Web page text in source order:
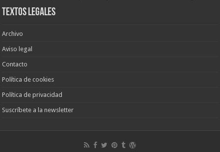
Textos legales
Archivo
Aviso legal
Contacto
Política de cookies
Política de privacidad
Suscríbete a la newsletter